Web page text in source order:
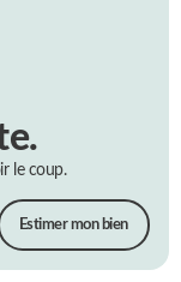
le coup.
Estimer mon bien